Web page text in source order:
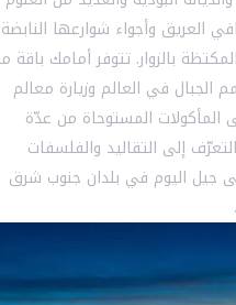
العريق وأجواء شوارعها النابضة
بالزوار. تتوفر أمامك باقة
في العالم وزيارة معالم
المستوحاة من عدّة
إلى التقاليد والفلسفات
جيل اليوم في بلدان جنوب شرق